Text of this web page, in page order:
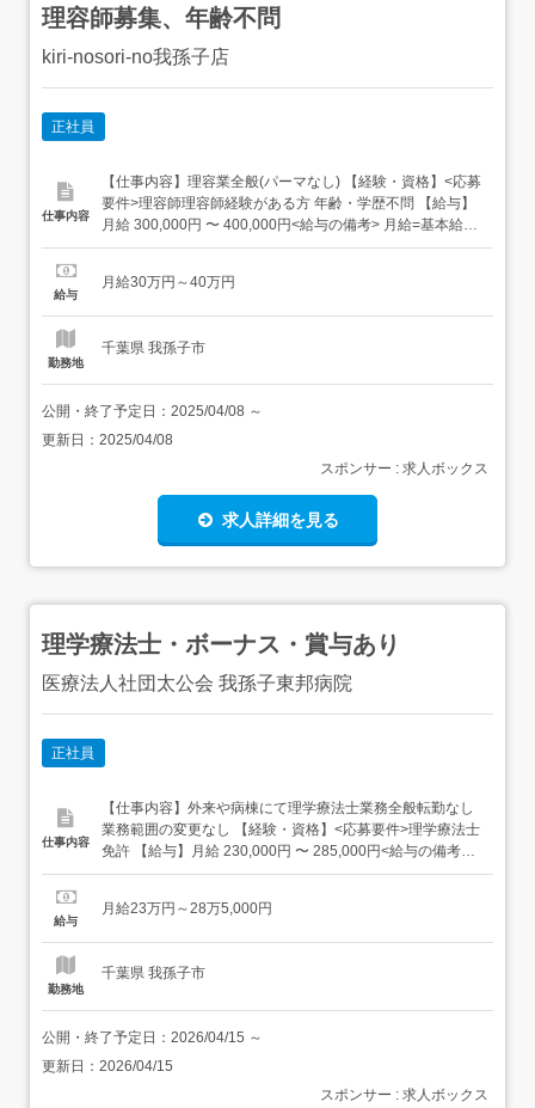
理容師募集、年齢不問
kiri-nosori-no我孫子店
正社員
仕事内容
【仕事内容】理容業全般(パーマなし) 【経験・資格】<応募
要件>理容師理容師経験がある方 年齢・学歴不問 【給与】
月給 300,000円 〜 400,000円<給与の備考> 月給=基本給昇
給あり通勤手当 実費支給 固定残業代なし 試用期間1か月・
孫子市つくし野2-27-13 【市区町村】我孫子市 【都道府
給与
月給30万円～40万円
勤務地
千葉県 我孫子市
公開・終了予定日： 2025/04/08 ～
更新日： 2025/04/08
スポンサー : 求人ボックス
求人詳細を見る
理学療法士・ボーナス・賞与あり
医療法人社団太公会 我孫子東邦病院
正社員
仕事内容
【仕事内容】外来や病棟にて理学療法士業務全般転勤なし
業務範囲の変更なし 【経験・資格】<応募要件>理学療法士
免許 【給与】月給 230,000円 〜 285,000円<給与の備考>
固定残業代なし 経験により優遇残業手当一人親手当(条件
じて)賞与年2回(7月・12月) 年俸者はなし試用期間3ヶ月 条
給与
月給23万円～28万5,000円
勤務地
千葉県 我孫子市
公開・終了予定日： 2026/04/15 ～
更新日： 2026/04/15
スポンサー : 求人ボックス